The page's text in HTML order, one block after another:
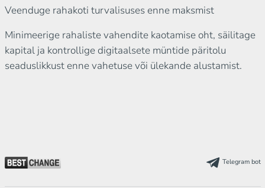
Veenduge rahakoti turvalisuses enne maksmist
Minimeerige rahaliste vahendite kaotamise oht, säilitage
kapital ja kontrollige digitaalsete müntide päritolu
seaduslikkust enne vahetuse või ülekande alustamist.
Telegram bot